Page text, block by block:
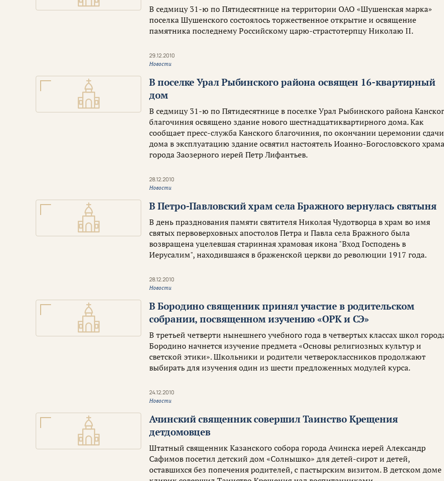
В седмицу 31-ю по Пятидесятнице на территории ОАО «Шушенская марка»
поселка Шушенского состоялось торжественное открытие и освящение
памятника последнему Российскому царю-страстотерпцу Николаю II.
29.12.2010
Новости
В поселке Урал Рыбинского района освящен 16-квартирный
дом
В седмицу 31-ю по Пятидесятнице в поселке Урал Рыбинского района
благочиния освящено здание нового шестнадцатиквартирного дома. Как
сообщает пресс-служба Канского благочиния, по окончании церемонии сдачи
дома в эксплуатацию здание освятил настоятель Иоанно-Богословского
города Заозерного иерей Петр Лифантьев.
28.12.2010
Новости
В Петро-Павловский храм села Бражного вернулась святыня
В день празднования памяти святителя Николая Чудотворца в храм во имя
святых первоверховных апостолов Петра и Павла села Бражного была
возвращена уцелевшая старинная храмовая икона "Вход Господень в
Иерусалим", находившаяся в браженской церкви до революции 1917 года.
28.12.2010
Новости
В Бородино священник принял участие в родительском
собрании, посвященном изучению «ОРК и СЭ»
В третьей четверти нынешнего учебного года в четвертых классах школ
Бородино начнется изучение предмета «Основы религиозных культур и
светской этики». Школьники и родители четвероклассников продолжают
выбирать для изучения один из шести предложенных модулей курса.
24.12.2010
Новости
Ачинский священник совершил Таинство Крещения
детдомовцев
Штатный священник Казанского собора города Ачинска иерей Александр
Сафимов посетил детский дом «Солнышко» для детей-сирот и детей,
оставшихся без попечения родителей, с пастырским визитом. В детском доме